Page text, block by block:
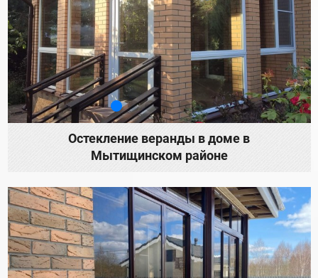
Остекление веранды в доме в
Мытищинском районе